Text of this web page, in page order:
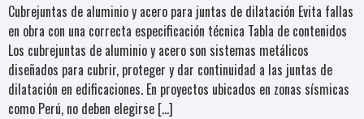
Cubrejuntas de aluminio y acero para juntas de dilatación Evita fallas
en obra con una correcta especificación técnica Tabla de contenidos
Los cubrejuntas de aluminio y acero son sistemas metálicos
diseñados para cubrir, proteger y dar continuidad a las juntas de
dilatación en edificaciones. En proyectos ubicados en zonas sísmicas
como Perú, no deben elegirse […]